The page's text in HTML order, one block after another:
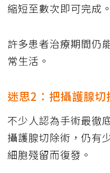
縮短至數次即可完成。
許多患者治療期間仍
常生活。
迷思2：把攝護腺
不少人認為手術最徹
攝護腺切除術，仍有
細胞殘留而復發。